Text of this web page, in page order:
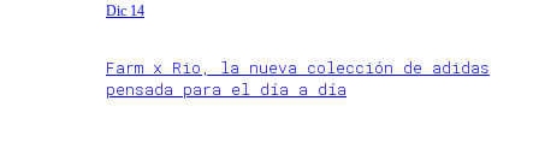
Dic 14
Farm x Rio, la nueva colección de adidas
pensada para el día a día